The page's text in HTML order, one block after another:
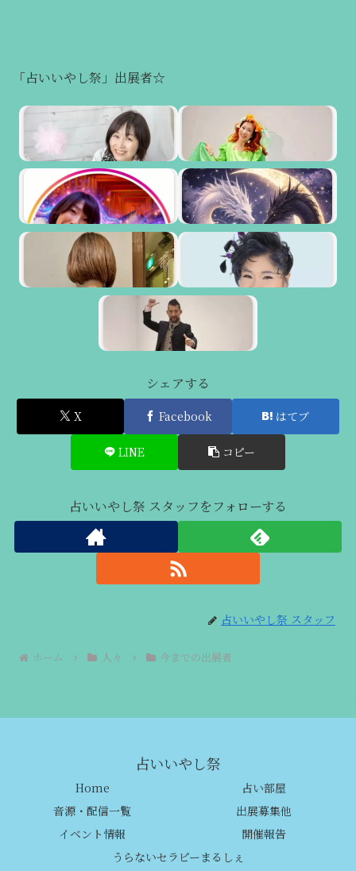
「占いいやし祭」出展者☆
シェアする
X Facebook はてブ
LINE コピー
占いいやし祭 スタッフをフォローする
占いいやし祭 スタッフ
ホーム 人々 今までの出展者
占いいやし祭
Home
占い部屋
音源・配信一覧
出展募集他
イベント情報
開催報告
うらないセラピーまるしぇ